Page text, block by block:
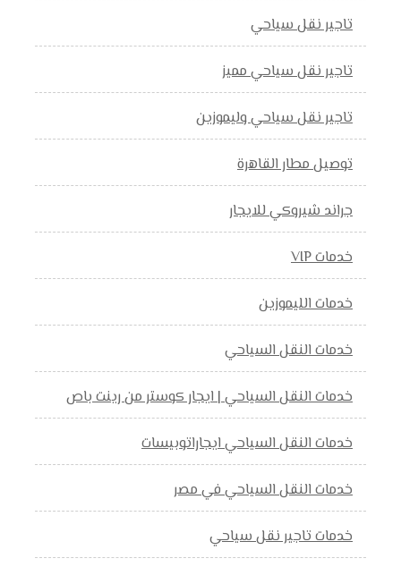
تاجير نقل سياحي
تاجير نقل سياحي مميز
تاجير نقل سياحي وليموزين
توصيل مطار القاهرة
جراند شيروكي للايجار
خدمات VIP
خدمات الليموزين
خدمات النقل السياحي
خدمات النقل السياحي | ايجار كوستر من رينت باص
خدمات النقل السياحي ايجاراتوبيسات
خدمات النقل السياحي في مصر
خدمات تاجير نقل سياحي